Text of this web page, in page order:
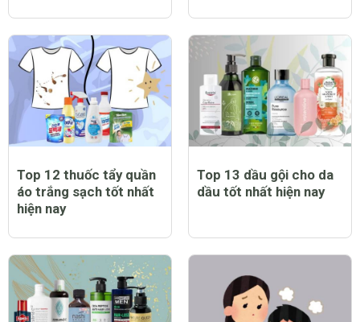
Top 12 thuốc tẩy quần
áo trắng sạch tốt nhất
hiện nay
Top 13 dầu gội cho da
dầu tốt nhất hiện nay